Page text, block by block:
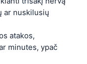
ar nuskilusių
atakos,
minutes, ypač